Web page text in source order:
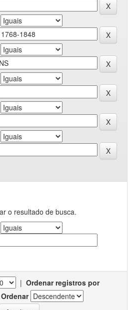
o resultado de busca.
| Ordenar registros por
Ordenar